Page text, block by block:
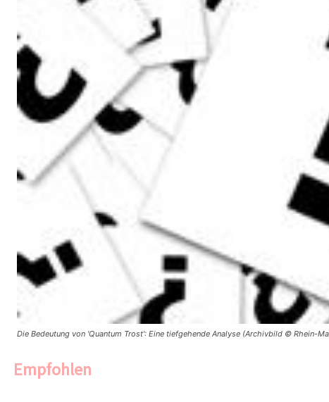
Die Bedeutung von 'Quantum Trost': Eine tiefgehende Analyse (Archivbild © Rhein-
Empfohlen